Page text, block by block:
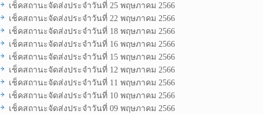
เช็คสถานะจัดส่งประจำวันที่ 25 พฤษภาคม 2566
เช็คสถานะจัดส่งประจำวันที่ 22 พฤษภาคม 2566
เช็คสถานะจัดส่งประจำวันที่ 18 พฤษภาคม 2566
เช็คสถานะจัดส่งประจำวันที่ 16 พฤษภาคม 2566
เช็คสถานะจัดส่งประจำวันที่ 15 พฤษภาคม 2566
เช็คสถานะจัดส่งประจำวันที่ 12 พฤษภาคม 2566
เช็คสถานะจัดส่งประจำวันที่ 11 พฤษภาคม 2566
เช็คสถานะจัดส่งประจำวันที่ 10 พฤษภาคม 2566
เช็คสถานะจัดส่งประจำวันที่ 09 พฤษภาคม 2566